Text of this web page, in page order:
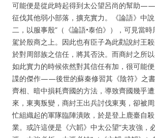
可能便是從此時起得到太公望呂尚的幫助
征伐其他弱小部落，擴充實力。《論語》中
二，以服事殷”（《論語•泰伯》），可見當
駕於殷商之上。因此也有臣子為此勸說紂王
於對周部族之信任，將其否決。而商紂之所
如此實力的時候依然對其信任有加，很可能
諜的傑作——後世的蘇秦修習其《陰符》之
齊相、暗中損耗齊國的方法，導致齊國幾乎
來，東夷叛變，商紂王出兵討伐東夷，卻被
忙組織起的軍隊臨陣潰敗，於是登上鹿臺自
業。或許這便是《六韜》中太公望“夫攻強，